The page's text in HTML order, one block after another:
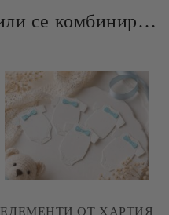
Продукта е подобен или се комбинира добре и със следните продукти :
ЕЛЕМЕНТИ ОТ ХАРТИЯ